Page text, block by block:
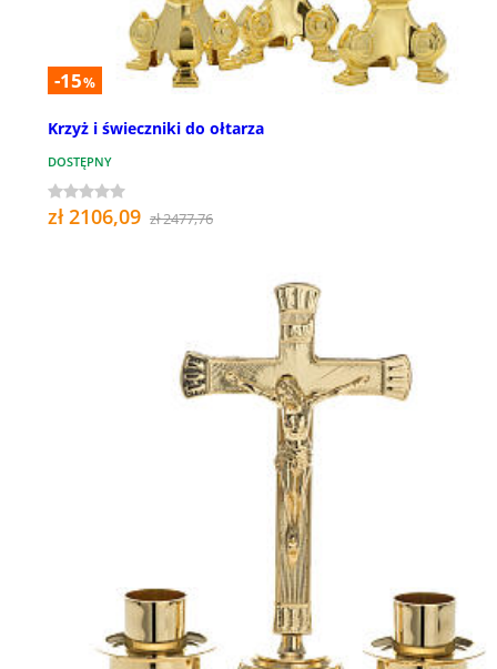
-15%
Krzyż i świeczniki do ołtarza
DOSTĘPNY
zł 2106,09 zł 2477,76